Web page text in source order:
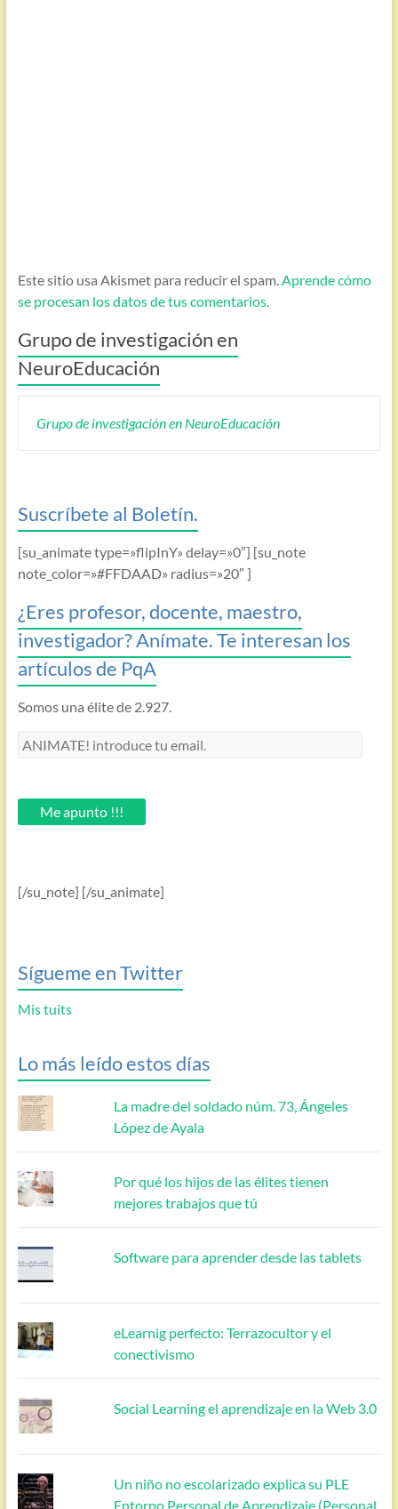
Este sitio usa Akismet para reducir el spam.Aprende cómo
se procesan los datos de tus comentarios.
Grupo de investigación en
NeuroEducación
Grupo de investigación en NeuroEducación
Suscríbete al Boletín.
[su_animate type=»flipInY» delay=»0″] [su_note
note_color=»#FFDAAD» radius=»20″ ]
¿Eres profesor, docente, maestro,
investigador? Anímate. Te interesan los
artículos de PqA
Somos una élite de 2.927.
ANIMATE!
email.Me apunto !!!
[/su_note] [/su_animate]
Sígueme en Twitter
Mis tuits
Lo más leído estos días
La madre del soldado núm. 73, Ángeles
López de Ayala
Por qué los hijos de las élites tienen
mejores trabajos que tú
Software para aprender desde las tablets
eLearnig perfecto: Terrazocultor y el
conectivismo
Social Learning el aprendizaje en la Web 3.0
Un niño no escolarizado explica su PLE
Entorno Personal de Aprendizaje (Personal